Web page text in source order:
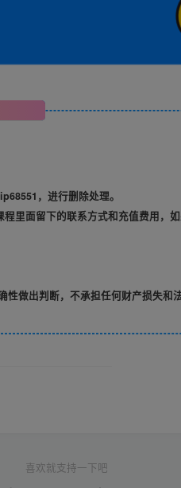
，进行删除处理。
里面留下的联系方式和充值费用，
做出判断，不承担任何财产损失和
喜欢就支持一下吧